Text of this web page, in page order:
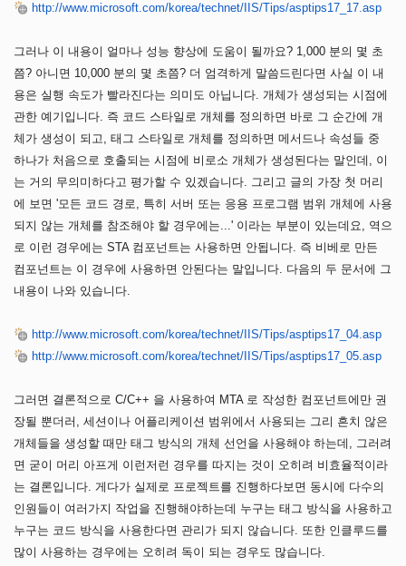
http://www.microsoft.com/korea/technet/IIS/Tips/asptips17_17.asp
그러나 이 내용이 얼마나 성능 향상에 도움이 될까요? 1,000 분의 몇 초
쯤? 아니면 10,000 분의 몇 초쯤? 더 엄격하게 말씀드린다면 사실 이 내
용은 실행 속도가 빨라진다는 의미도 아닙니다. 개체가 생성되는 시점에
관한 예기입니다. 즉 코드 스타일로 개체를 정의하면 바로 그 순간에 개
체가 생성이 되고, 태그 스타일로 개체를 정의하면 메서드나 속성들 중
하나가 처음으로 호출되는 시점에 비로소 개체가 생성된다는 말인데, 이
는 거의 무의미하다고 평가할 수 있겠습니다. 그리고 글의 가장 첫 머리
에 보면 '모든 코드 경로, 특히 서버 또는 응용 프로그램 범위 개체에 사용
되지 않는 개체를 참조해야 할 경우에는...' 이라는 부분이 있는데요, 역으
로 이런 경우에는 STA 컴포넌트는 사용하면 안됩니다. 즉 비베로 만든
컴포넌트는 이 경우에 사용하면 안된다는 말입니다. 다음의 두 문서에 그
내용이 나와 있습니다.
http://www.microsoft.com/korea/technet/IIS/Tips/asptips17_04.asp
http://www.microsoft.com/korea/technet/IIS/Tips/asptips17_05.asp
그러면 결론적으로 C/C++ 을 사용하여 MTA 로 작성한 컴포넌트에만 권
장될 뿐더러, 세션이나 어플리케이션 범위에서 사용되는 그리 흔치 않은
개체들을 생성할 때만 태그 방식의 개체 선언을 사용해야 하는데, 그러려
면 굳이 머리 아프게 이런저런 경우를 따지는 것이 오히려 비효율적이라
는 결론입니다. 게다가 실제로 프로젝트를 진행하다보면 동시에 다수의
인원들이 여러가지 작업을 진행해야하는데 누구는 태그 방식을 사용하고
누구는 코드 방식을 사용한다면 관리가 되지 않습니다. 또한 인클루드를
많이 사용하는 경우에는 오히려 독이 되는 경우도 많습니다.